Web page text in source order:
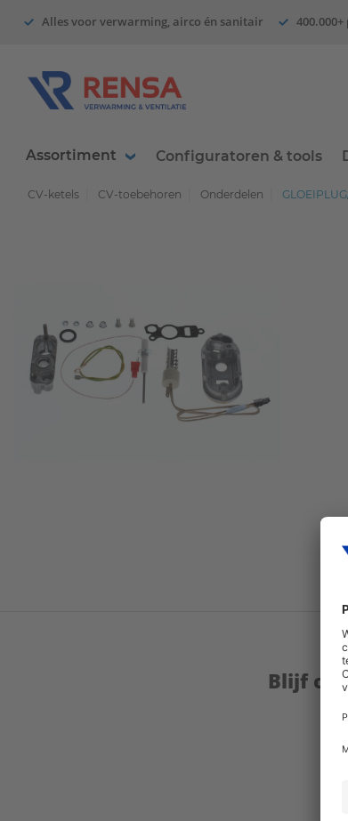
Alles voor verwarming, airco én sanitair
Assortiment Configuratoren & tools
CV-ketels CV-toebehoren Onderdelen
Blijf op